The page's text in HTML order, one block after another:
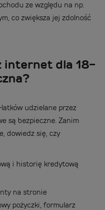
ze względu na np.
co zwiększa jej zdolność
internet dla 18-
udzielane przez
są bezpieczne. Zanim
dowiedz się, czy
i historię kredytową
na stronie
pożyczki, formularz